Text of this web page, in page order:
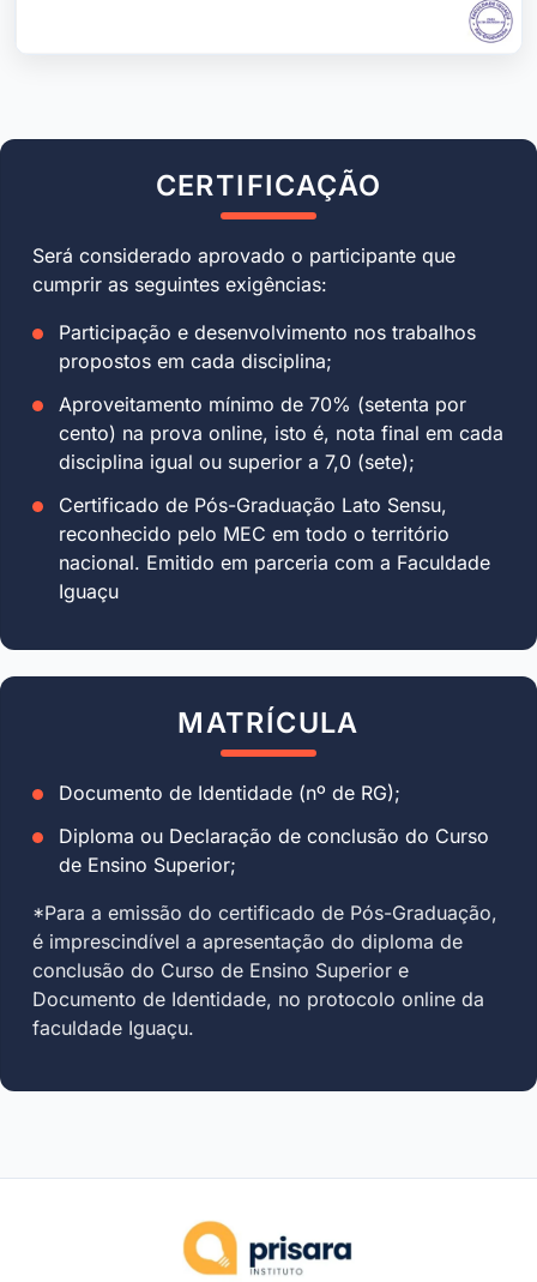
CERTIFICAÇÃO
Será considerado aprovado o participante que
cumprir as seguintes exigências:
Participação e desenvolvimento nos trabalhos
propostos em cada disciplina;
Aproveitamento mínimo de 70% (setenta por
cento) na prova online, isto é, nota final em cada
disciplina igual ou superior a 7,0 (sete);
Certificado de Pós-Graduação Lato Sensu,
reconhecido pelo MEC em todo o território
nacional. Emitido em parceria com a Faculdade
Iguaçu
MATRÍCULA
Documento de Identidade (nº de RG);
Diploma ou Declaração de conclusão do Curso
de Ensino Superior;
*Para a emissão do certificado de Pós-Graduação,
é imprescindível a apresentação do diploma de
conclusão do Curso de Ensino Superior e
Documento de Identidade, no protocolo online da
faculdade Iguaçu.